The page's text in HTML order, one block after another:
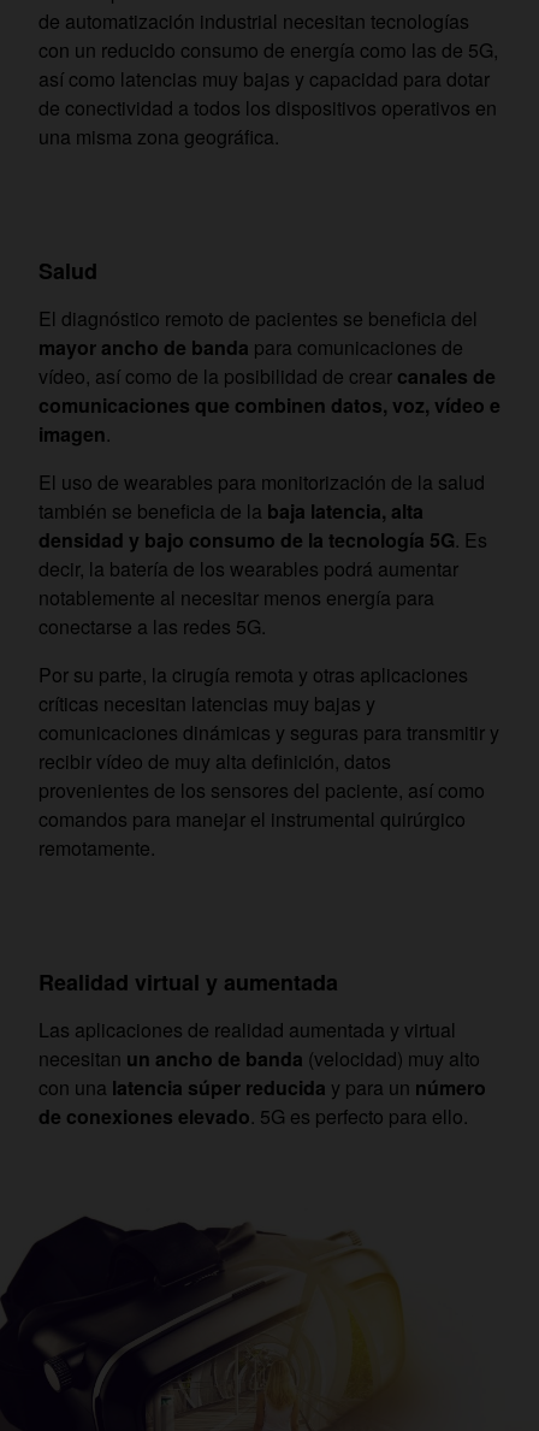
de automatización industrial necesitan tecnologías
con un reducido consumo de energía como las de 5G,
así como latencias muy bajas y capacidad para dotar
de conectividad a todos los dispositivos operativos en
una misma zona geográfica.
Salud
El diagnóstico remoto de pacientes se beneficia del
mayor ancho de banda para comunicaciones de
vídeo, así como de la posibilidad de crear canales de
comunicaciones que combinen datos, voz, vídeo e
imagen.
El uso de wearables para monitorización de la salud
también se beneficia de la baja latencia, alta
densidad y bajo consumo de la tecnología 5G. Es
decir, la batería de los wearables podrá aumentar
notablemente al necesitar menos energía para
conectarse a las redes 5G.
Por su parte, la cirugía remota y otras aplicaciones
críticas necesitan latencias muy bajas y
comunicaciones dinámicas y seguras para transmitir y
recibir vídeo de muy alta definición, datos
provenientes de los sensores del paciente, así como
comandos para manejar el instrumental quirúrgico
remotamente.
Realidad virtual y aumentada
Las aplicaciones de realidad aumentada y virtual
necesitan un ancho de banda (velocidad) muy alto
con una latencia súper reducida y para un número
de conexiones elevado. 5G es perfecto para ello.